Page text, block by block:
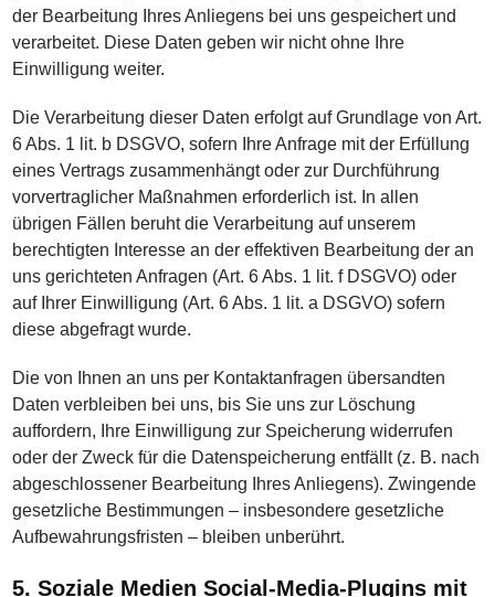
der Bearbeitung Ihres Anliegens bei uns gespeichert und
verarbeitet. Diese Daten geben wir nicht ohne Ihre
Einwilligung weiter.
Die Verarbeitung dieser Daten erfolgt auf Grundlage von Art.
6 Abs. 1 lit. b DSGVO, sofern Ihre Anfrage mit der Erfüllung
eines Vertrags zusammenhängt oder zur Durchführung
vorvertraglicher Maßnahmen erforderlich ist. In allen
übrigen Fällen beruht die Verarbeitung auf unserem
berechtigten Interesse an der effektiven Bearbeitung der an
uns gerichteten Anfragen (Art. 6 Abs. 1 lit. f DSGVO) oder
auf Ihrer Einwilligung (Art. 6 Abs. 1 lit. a DSGVO) sofern
diese abgefragt wurde.
Die von Ihnen an uns per Kontaktanfragen übersandten
Daten verbleiben bei uns, bis Sie uns zur Löschung
auffordern, Ihre Einwilligung zur Speicherung widerrufen
oder der Zweck für die Datenspeicherung entfällt (z. B. nach
abgeschlossener Bearbeitung Ihres Anliegens). Zwingende
gesetzliche Bestimmungen – insbesondere gesetzliche
Aufbewahrungsfristen – bleiben unberührt.
5. Soziale Medien Social-Media-Plugins mit